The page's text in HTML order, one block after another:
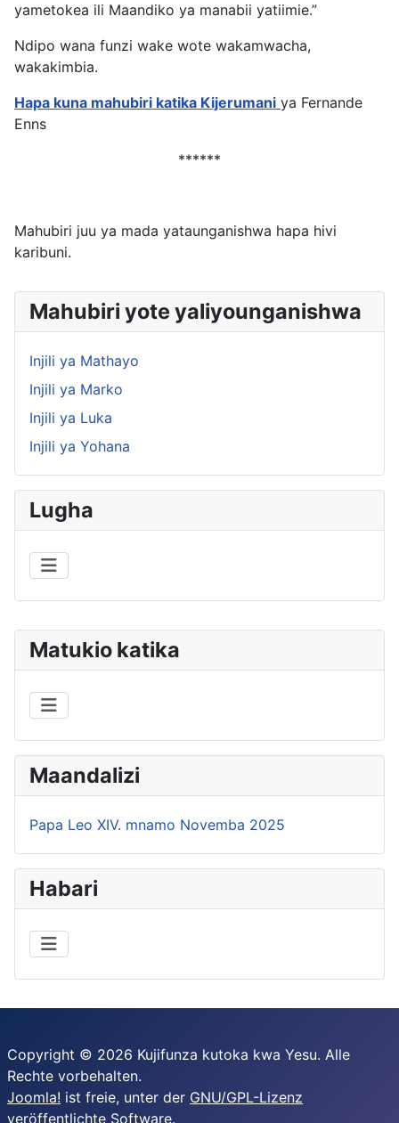
Matukio katika
Maandalizi
Papa Leo XIV. mnamo Novemba 2025
Habari
yametokea ili Maandiko ya manabii yatiimie.”
Ndipo wana funzi wake wote wakamwacha,
wakakimbia.
Hapa kuna mahubiri katika Kijerumani ya Fernande
Enns
******
Mahubiri juu ya mada yataunganishwa hapa hivi
karibuni.
Mahubiri yote yaliyounganishwa
Injili ya Mathayo
Injili ya Marko
Injili ya Luka
Injili ya Yohana
Lugha
Copyright © 2026 Kujifunza kutoka kwa Yesu. Alle
Rechte vorbehalten.
Joomla! ist freie, unter der GNU/GPL-Lizenz
veröffentlichte Software.